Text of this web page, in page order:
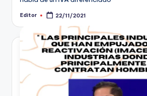
Publicado
Editor 22/11/2021